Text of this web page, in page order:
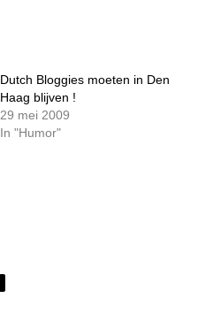
Dutch Bloggies moeten in Den
Haag blijven !
29 mei 2009
In "Humor"